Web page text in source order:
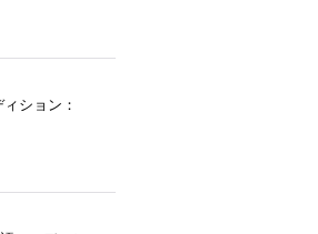
ション：